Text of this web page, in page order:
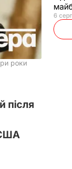
роки
після
6